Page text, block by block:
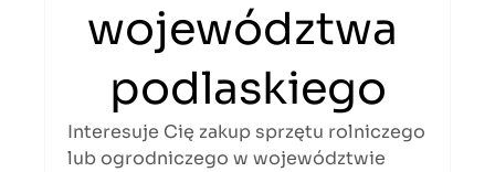
województwa
podlaskiego
Interesuje Cię zakup sprzętu rolniczego
lub ogrodniczego w województwie